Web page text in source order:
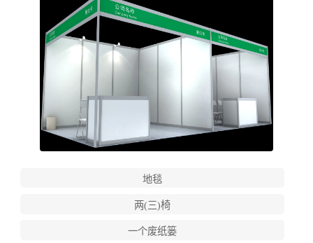
地毯
两(三)椅
一个废纸篓